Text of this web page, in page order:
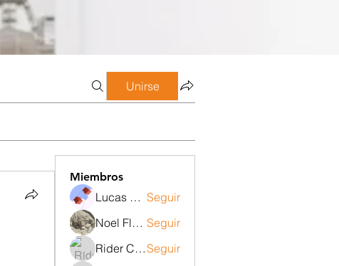
Unirse
Miembros
Lucas Meneghetti Seguir
Noel Flores ruiz Seguir
Rider CarrizoSeguir